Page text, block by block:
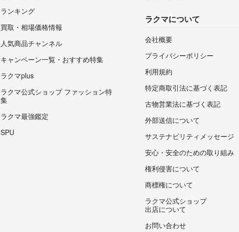
ランキング
買取・相場価格情報
人気商品チャンネル
キャンペーン一覧・おすすめ特集
ラクマplus
ラクマ公式ショップ ファッション特
集
ラクマ最強鑑定
SPU
ラクマについて
会社概要
プライバシーポリシー
利用規約
特定商取引法に基づく表記
古物営業法に基づく表記
外部送信について
サステナビリティメッセージ
安心・安全のための取り組み
権利侵害について
商標権について
ラクマ公式ショップ
出店について
お問い合わせ